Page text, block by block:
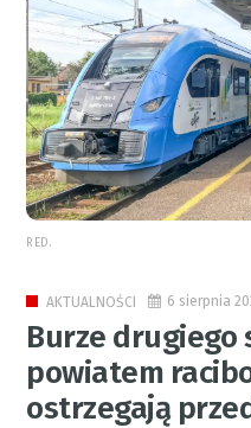
RED.
AKTUALNOŚCI 6 sierpnia
Burze drugiego
powiatem
ostrzegają